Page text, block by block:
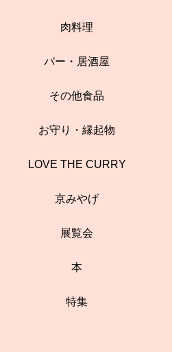
肉料理
バー・居酒屋
その他食品
お守り・縁起物
LOVE THE CURRY
京みやげ
展覧会
本
特集